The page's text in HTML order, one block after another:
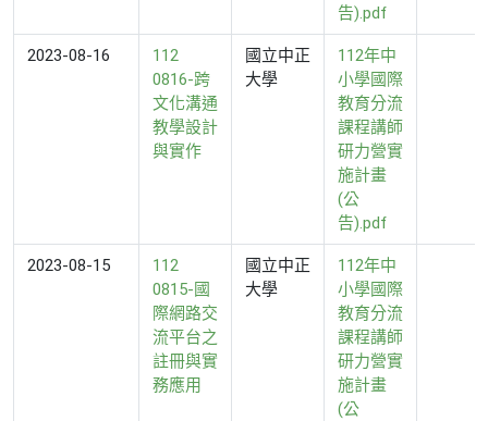
告).pdf
2023-08-16
112
0816-跨
文化溝通
教學設計
與實作
國立中正
大學
112年中
小學國際
教育分流
課程講師
研力營實
施計畫
(公
告).pdf
2023-08-15
112
0815-國
際網路交
流平台之
註冊與實
務應用
國立中正
大學
112年中
小學國際
教育分流
課程講師
研力營實
施計畫
(公